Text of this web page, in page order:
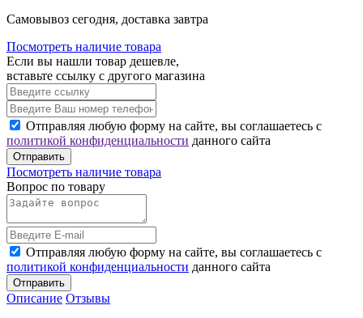
Cамовывоз сегодня, доставка завтра
Посмотреть наличие товара
Если вы нашли товар дешевле,
вставьте ссылку с другого магазина
Отправляя любую форму на сайте, вы соглашаетесь с
политикой конфиденциальности данного сайта
Отправить
Посмотреть наличие товара
Вопрос по товару
Отправляя любую форму на сайте, вы соглашаетесь с
политикой конфиденциальности данного сайта
Отправить
Описание Отзывы